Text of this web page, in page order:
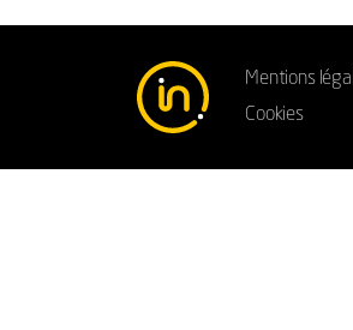
Mentions
Cookies